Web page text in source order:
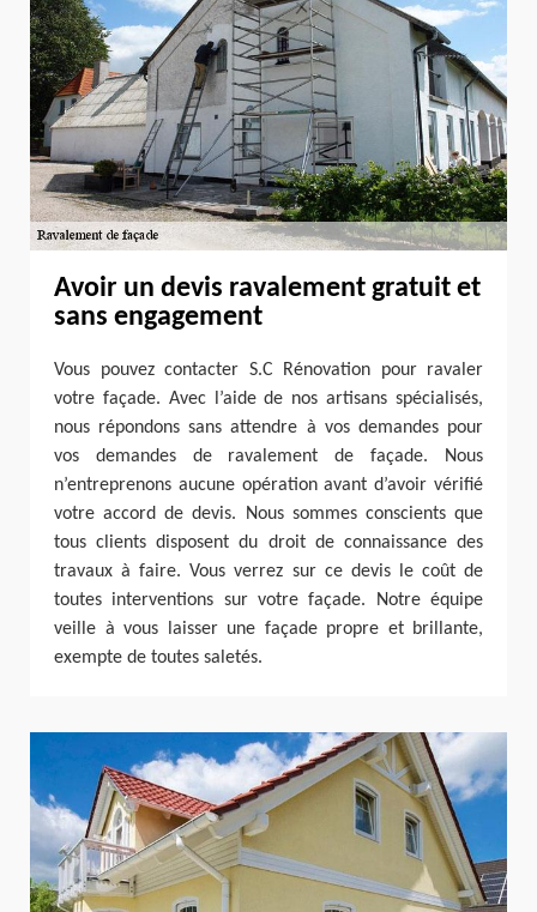
Avoir un devis ravalement gratuit et
sans engagement
Vous pouvez contacter S.C Rénovation pour ravaler
votre façade. Avec l’aide de nos artisans spécialisés,
nous répondons sans attendre à vos demandes pour
vos demandes de ravalement de façade. Nous
n’entreprenons aucune opération avant d’avoir vérifié
votre accord de devis. Nous sommes conscients que
tous clients disposent du droit de connaissance des
travaux à faire. Vous verrez sur ce devis le coût de
toutes interventions sur votre façade. Notre équipe
veille à vous laisser une façade propre et brillante,
exempte de toutes saletés.